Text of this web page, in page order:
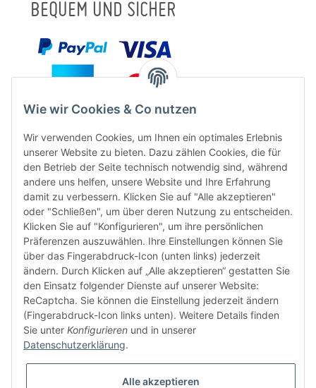
BEQUEM UND SICHER
FÜR EUCH UNTERWEGS
Vertrag widerrufen
Wie wir Cookies & Co nutzen
Wir verwenden Cookies, um Ihnen ein optimales Erlebnis
unserer Website zu bieten. Dazu zählen Cookies, die für
den Betrieb der Seite technisch notwendig sind, während
andere uns helfen, unsere Website und Ihre Erfahrung
damit zu verbessern. Klicken Sie auf "Alle akzeptieren"
oder "Schließen", um über deren Nutzung zu entscheiden.
Klicken Sie auf "Konfigurieren", um ihre persönlichen
Präferenzen auszuwählen. Ihre Einstellungen können Sie
über das Fingerabdruck-Icon (unten links) jederzeit
ändern. Durch Klicken auf „Alle akzeptieren“ gestatten Sie
den Einsatz folgender Dienste auf unserer Website:
ReCaptcha. Sie können die Einstellung jederzeit ändern
(Fingerabdruck-Icon links unten). Weitere Details finden
Sie unter Konfigurieren und in unserer
Datenschutzerklärung.
Alle akzeptieren